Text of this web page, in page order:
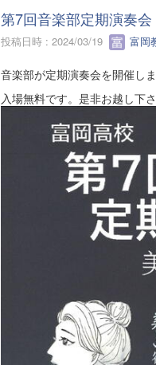
第7回音楽部定期演奏会
投稿日時 : 2024/03/19 富岡
音楽部が定期演奏会を開催しま
入場無料です。是非お越し下さ